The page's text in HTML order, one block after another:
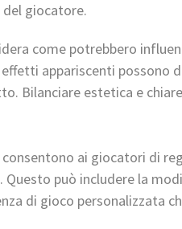
giocatore.
come potrebbero
appariscenti possono
Bilanciare estetica e
ai giocatori di
può includere la
di gioco personalizzata